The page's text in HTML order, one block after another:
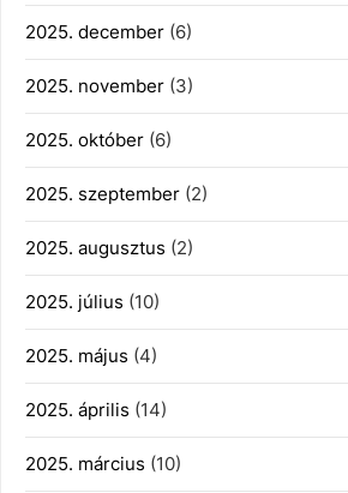
2025. december (6)
2025. november (3)
2025. október (6)
2025. szeptember (2)
2025. augusztus (2)
2025. július (10)
2025. május (4)
2025. április (14)
2025. március (10)